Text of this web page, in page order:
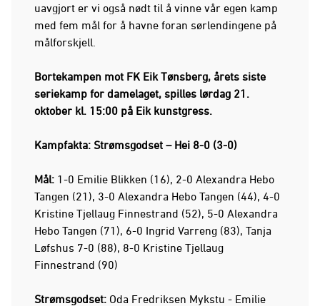
uavgjort er vi også nødt til å vinne vår egen kamp
med fem mål for å havne foran sørlendingene på
målforskjell.
Bortekampen mot FK Eik Tønsberg, årets siste
seriekamp for damelaget, spilles lørdag 21.
oktober kl. 15:00 på Eik kunstgress.
Kampfakta: Strømsgodset – Hei 8-0 (3-0)
Mål: 1-0 Emilie Blikken (16), 2-0 Alexandra Hebo
Tangen (21), 3-0 Alexandra Hebo Tangen (44), 4-0
Kristine Tjellaug Finnestrand (52), 5-0 Alexandra
Hebo Tangen (71), 6-0 Ingrid Varreng (83), Tanja
Løfshus 7-0 (88), 8-0 Kristine Tjellaug
Finnestrand (90)
Strømsgodset: Oda Fredriksen Mykstu - Emilie